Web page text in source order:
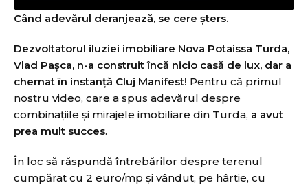
Când adevărul deranjează, se cere șters.
Dezvoltatorul iluziei imobiliare Nova Potaissa Turda,
Vlad Pașca, n-a construit încă nicio casă de lux, dar a
chemat în instanță Cluj Manifest! Pentru că primul
nostru video, care a spus adevărul despre
combinațiile și mirajele imobiliare din Turda, a avut
prea mult succes.
În loc să răspundă întrebărilor despre terenul
cumpărat cu 2 euro/mp și vândut, pe hârtie, cu